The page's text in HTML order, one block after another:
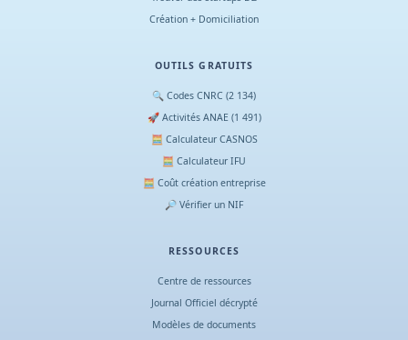
Création + Domiciliation
OUTILS GRATUITS
🔍 Codes CNRC (2 134)
🚀 Activités ANAE (1 491)
🧮 Calculateur CASNOS
🧮 Calculateur IFU
🧮 Coût création entreprise
🔎 Vérifier un NIF
RESSOURCES
Centre de ressources
Journal Officiel décrypté
Modèles de documents